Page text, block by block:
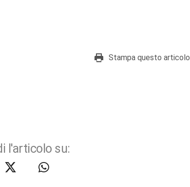
Stampa questo articolo
l'articolo su: